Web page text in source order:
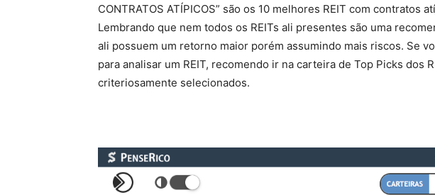
CONTRATOS ATÍPICOS” são os 10 melhores REIT com contratos
Lembrando que nem todos os REITs ali presentes são uma
ali possuem um retorno maior porém assumindo mais riscos. Se
para analisar um REIT, recomendo ir na carteira de Top Picks dos
criteriosamente selecionados.